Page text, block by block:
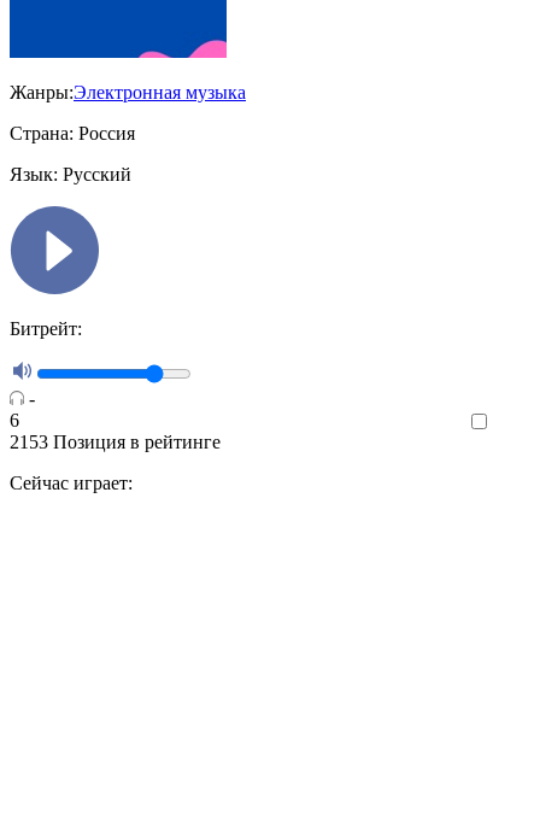
Жанры:Электронная музыка
Страна: Россия
Язык: Русский
Битрейт:
-
6
2153 Позиция в рейтинге
Сейчас играет: